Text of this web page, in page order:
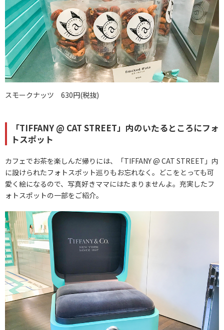
スモークナッツ 630円(税抜)
「TIFFANY @ CAT STREET」内のいたるところにフォ
トスポット
カフェでお茶を楽しんだ帰りには、「TIFFANY @ CAT STREET」内
に設けられたフォトスポット巡りもお忘れなく。どこをとっても可
愛く絵になるので、写真好きママにはたまりませんよ。充実したフ
ォトスポットの一部をご紹介。